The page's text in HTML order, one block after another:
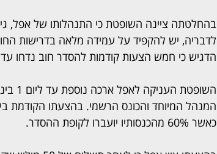
בהחלטתה ציינה השופטת כי התנהלותו של אפל,
לדבריה, יש להקפיד על עמידה מלאה בדרישות
הדגיש כי חמש הצעות קודמות להסדר חוב נדחו
המנהל המיוחד והכונס הרשמי. בהצעתו הקודמת
כאשר 60% מהכנסותיו יועברו לקופת ההסדר.